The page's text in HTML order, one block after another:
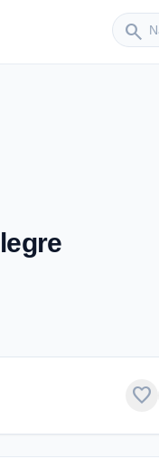
search
Sender
favorite